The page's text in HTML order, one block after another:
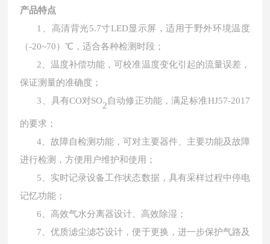
产品特点
1、 高清背光5.7寸LED显示屏，适用于野外环境温度
（-20~70）℃，适合各种检测时段；
2、温度补偿功能，可校准温度变化引起的流量误差，
保证测量的准确度；
3、 具有CO对SO2自动修正功能，满足标准HJ57-2017
的要求；
4、故障自检测功能，可对主要器件、主要功能及故障
进行检测，方便用户维护和使用；
5、 实时记录设备工作状态数据，具有采样过程中停电
记忆功能；
6、 高效气水分离器设计、高效除湿；
7、优质滤尘滤芯设计，便于更换，进一步保护气路及